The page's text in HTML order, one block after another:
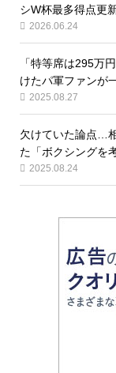
シW杯最多得点更
2026.06.24
「特等席は295万
けたパ軍ファンが
2025.08.27
欠けていた論点…
た「ボクシングを
2025.08.24